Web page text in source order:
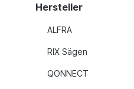
Hersteller
ALFRA
RIX Sägen
QONNECT